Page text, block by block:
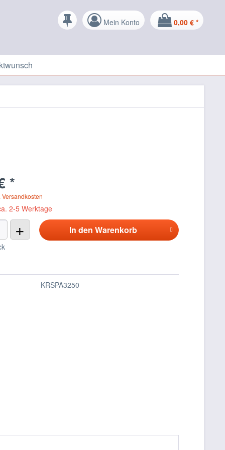
Mein Konto 0,00 € *
*
Versandkosten
2-5 Werktage
+ In den Warenkorb
KRSPA3250